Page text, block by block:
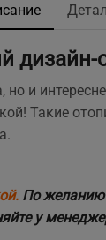
дизайн-
но и
Такие
По желанию
у